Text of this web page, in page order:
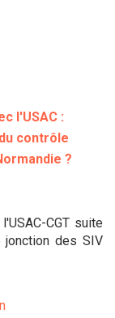
l'USAC :
contrôle
?
CGT suite
des SIV